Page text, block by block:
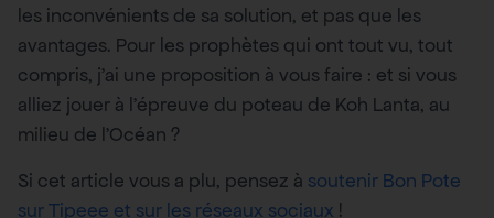
les inconvénients de sa solution, et pas que les
avantages. Pour les prophètes qui ont tout vu, tout
compris, j’ai une proposition à vous faire : et si vous
alliez jouer à l’épreuve du poteau de Koh Lanta, au
milieu de l’Océan ?
Si cet article vous a plu, pensez à soutenir Bon Pote
sur Tipeee et sur les réseaux sociaux !